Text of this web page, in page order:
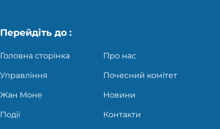
Перейдіть до :
Головна сторінка Про нас
Управління Почесний комітет
Жан Моне Новини
Події Контакти